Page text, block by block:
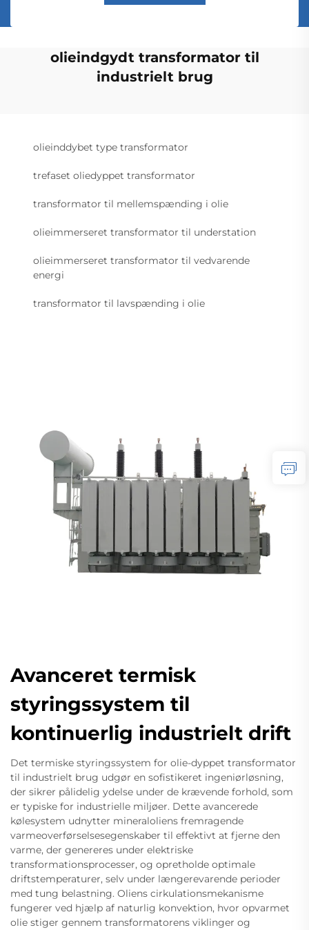
olieindgydt transformator til
industrielt brug
olieinddybet type transformator
trefaset oliedyppet transformator
transformator til mellemspænding i olie
olieimmerseret transformator til understation
olieimmerseret transformator til vedvarende
energi
transformator til lavspænding i olie
Avanceret termisk
styringssystem til
kontinuerlig industrielt drift
Det termiske styringssystem for olie-dyppet transformator
til industrielt brug udgør en sofistikeret ingeniørløsning,
der sikrer pålidelig ydelse under de krævende forhold, som
er typiske for industrielle miljøer. Dette avancerede
kølesystem udnytter mineraloliens fremragende
varmeoverførselsesegenskaber til effektivt at fjerne den
varme, der genereres under elektriske
transformationsprocesser, og opretholde optimale
driftstemperaturer, selv under længerevarende perioder
med tung belastning. Oliens cirkulationsmekanisme
fungerer ved hjælp af naturlig konvektion, hvor opvarmet
olie stiger gennem transformatorens viklinger og